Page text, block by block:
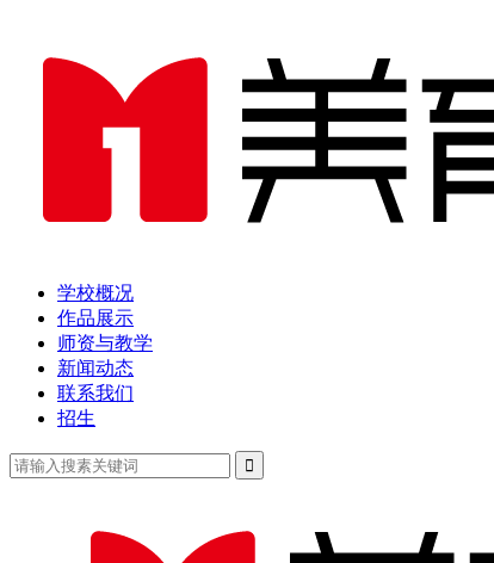
学校概况
作品展示
师资与教学
新闻动态
联系我们
招生